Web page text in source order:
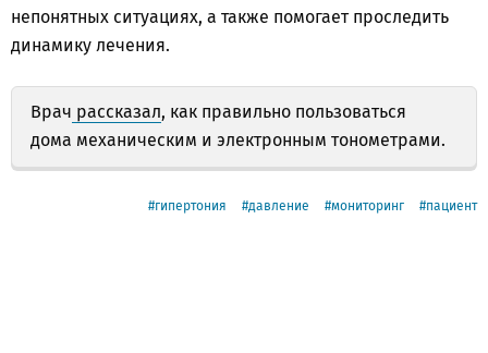
непонятных ситуациях, а также помогает проследить
динамику лечения.
Врач рассказал, как правильно пользоваться
дома механическим и электронным тонометрами.
гипертония давление мониторинг пациент